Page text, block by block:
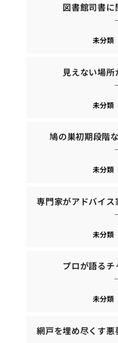
図書館司書
未分類
見えない場所
未分類
鳩の巣初期段階
未分類
専門家がアドバイ
未分類
プロが語る
未分類
網戸を埋め尽くす